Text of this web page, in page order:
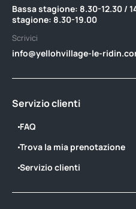
Bassa stagione: 8.30-12.30 /
stagione: 8.30-19.00
Scrivici
info@yellohvillage-le-
Servizio clienti
FAQ
Trova la mia prenotazione
Servizio clienti